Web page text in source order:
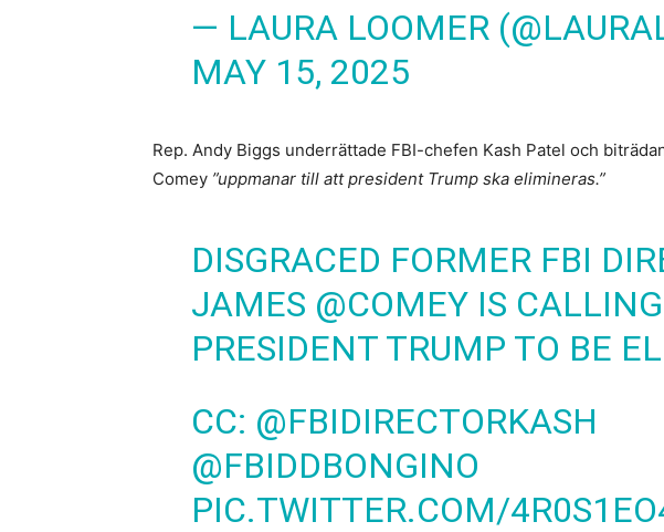
— LAURA LOOMER
MAY 15, 2025
Rep. Andy Biggs underrättade FBI-chefen Kash Patel och
Comey ”uppmanar till att president Trump ska elimineras.”
DISGRACED FORMER FBI
JAMES @COMEYIS
PRESIDENT TRUMP TO BE
CC: @FBIDIRECTORKASH
@FBIDDBONGINO
PIC.TWITTER.COM/